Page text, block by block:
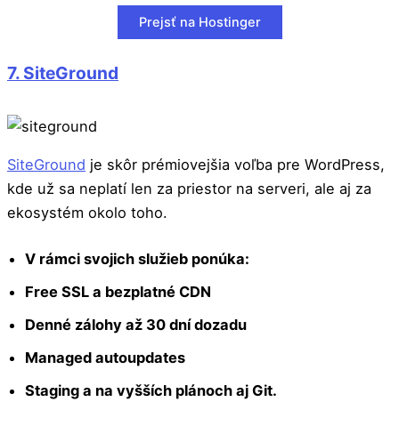
Prejsť na Hostinger
7. SiteGround
SiteGround je skôr prémiovejšia voľba pre WordPress,
kde už sa neplatí len za priestor na serveri, ale aj za
ekosystém okolo toho.
V rámci svojich služieb ponúka:
Free SSL a bezplatné CDN
Denné zálohy až 30 dní dozadu
Managed autoupdates
Staging a na vyšších plánoch aj Git.